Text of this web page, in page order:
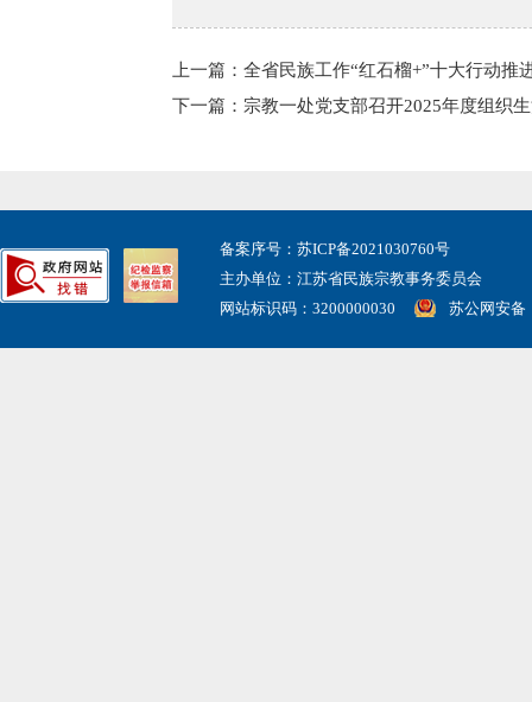
上一篇：全省民族工作“红石榴+”十大行动推
下一篇：宗教一处党支部召开2025年度组织
备案序号：苏ICP备2021030760号
主办单位：江苏省民族宗教事务委员会
网站标识码：3200000030
苏公网安备